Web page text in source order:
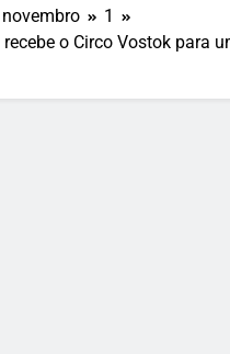
novembro
1
o Circo Vostok para